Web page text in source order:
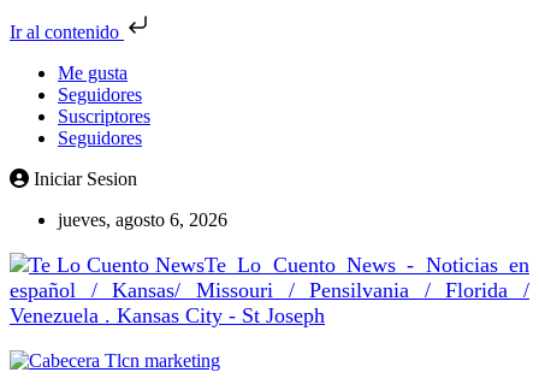
Ir al contenido
Me gusta
Seguidores
Suscriptores
Seguidores
Iniciar Sesion
jueves, agosto 6, 2026
Te Lo Cuento News - Noticias en
español / Kansas/ Missouri / Pensilvania / Florida /
Venezuela . Kansas City - St Joseph